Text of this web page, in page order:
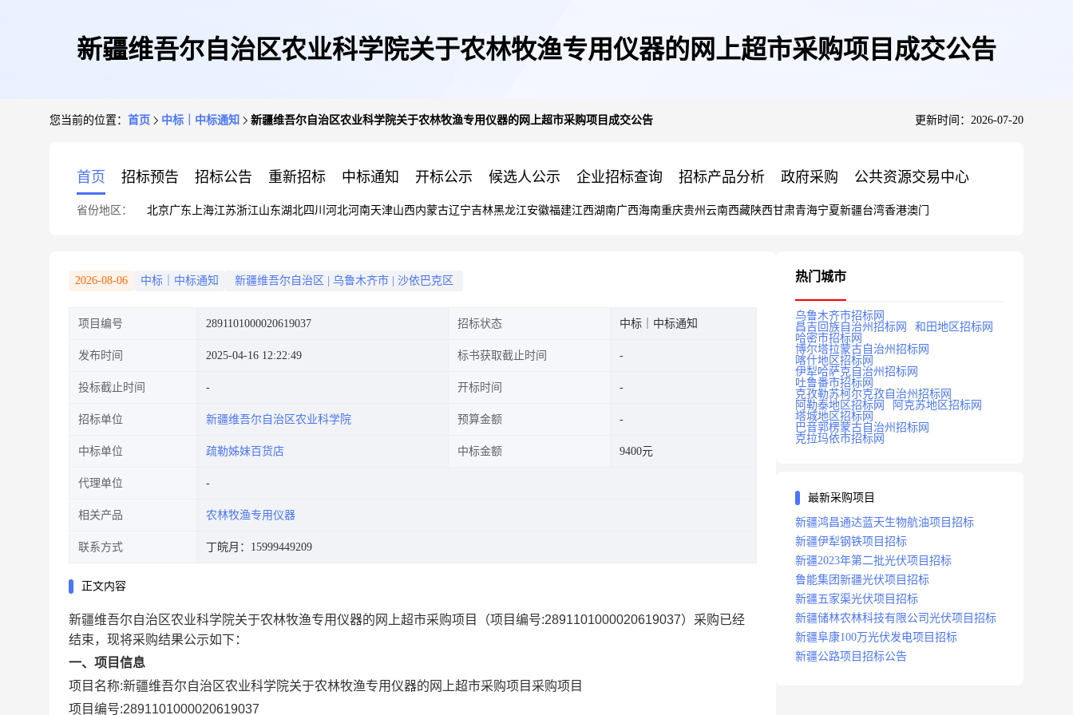
新疆维吾尔自治区农业科学院关于农林牧渔专用仪器的网上超市采购项目成交公告
您当前的位置： 首页 中标｜中标通知 新疆维吾尔自治区农业科学院关于农林牧渔专用仪器的网上超市采购项目成交公告 更新时间：2026-07-20
首页 招标预告 招标公告 重新招标 中标通知 开标公示 候选人公示 企业招标查询 招标产品分析 政府采购 公共资源交易中心
省份地区： 北京广东 上海江苏浙江山东湖北四川 河北河南天津山西内蒙古辽宁吉林黑龙江安徽福建江西湖南广西海南重庆贵州 云南西藏陕西甘肃青海宁夏新疆台湾香港澳门
2026-08-06 中标｜中标通知 新疆维吾尔自治区 乌鲁木齐市 沙依巴克区
项目编号 2891101000020619037 招标状态 中标｜中标通知
发布时间 2025-04-16 12:22:49 标书获取截止时间
投标截止时间 开标时间
招标单位 新疆维吾尔自治区农业科学院 预算金额
中标单位 疏勒姊妹百货店 中标金额 9400元
代理单位
相关产品 农林牧渔专用仪器
联系方式 丁皖月：15999449209
正文内容
新疆维吾尔自治区农业科学院关于农林牧渔专用仪器的网上超市采购项目 （项目编号:2891101000020619037）采购已经
结束，现将采购结果公示如下：
一、项目信息
项目名称:新疆维吾尔自治区农业科学院关于农林牧渔专用仪器的网上超市采购项目 采购项目
项目编号:2891101000020619037
热门城市
乌鲁木齐市招标网
昌吉回族自治州招标网
和田地区招标网
哈密市招标网
博尔塔拉蒙古自治州招标网
喀什地区招标网
伊犁哈萨克自治州招标网
吐鲁番市招标网
克孜勒苏柯尔克孜自治州招标网
阿勒泰地区招标网
阿克苏地区招标网
塔城地区招标网
巴音郭楞蒙古自治州招标网
克拉玛依市招标网
最新采购项目
新疆鸿昌通达蓝天生物航油项目招标
新疆伊犁钢铁项目招标
新疆2023年第二批光伏项目招标
鲁能集团新疆光伏项目招标
新疆五家渠光伏项目招标
新疆储林农林科技有限公司光伏项目招标
新疆阜康100万光伏发电项目招标
新疆公路项目招标公告